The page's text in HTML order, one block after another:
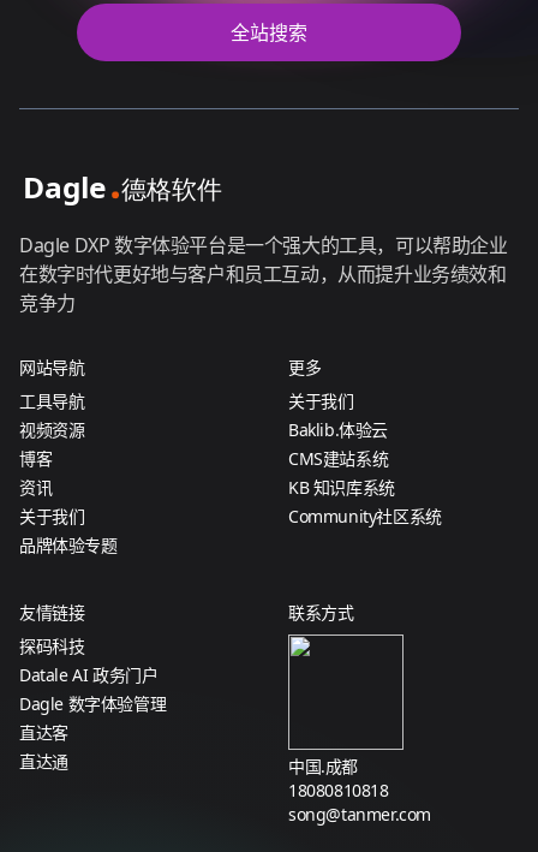
全站搜索
Dagle DXP 数字体验平台是一个强大的工具，可以帮助企业
在数字时代更好地与客户和员工互动，从而提升业务绩效和
竞争力
网站导航
工具导航
视频资源
博客
资讯
关于我们
品牌体验专题
更多
关于我们
Baklib.体验云
CMS建站系统
KB 知识库系统
Community社区系统
友情链接
探码科技
Datale AI 政务门户
Dagle 数字体验管理
直达客
直达通
联系方式
中国.成都
18080810818
song@tanmer.com